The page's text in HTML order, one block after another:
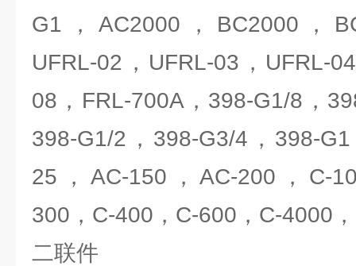
G1，AC2000，BC2000，
UFRL-02，UFRL-03，UFRL-
08，FRL-700A，398-G1/8，
398-G1/2，398-G3/4，398-
25，AC-150，AC-200，C-
300，C-400，C-600，C-4000
二联件